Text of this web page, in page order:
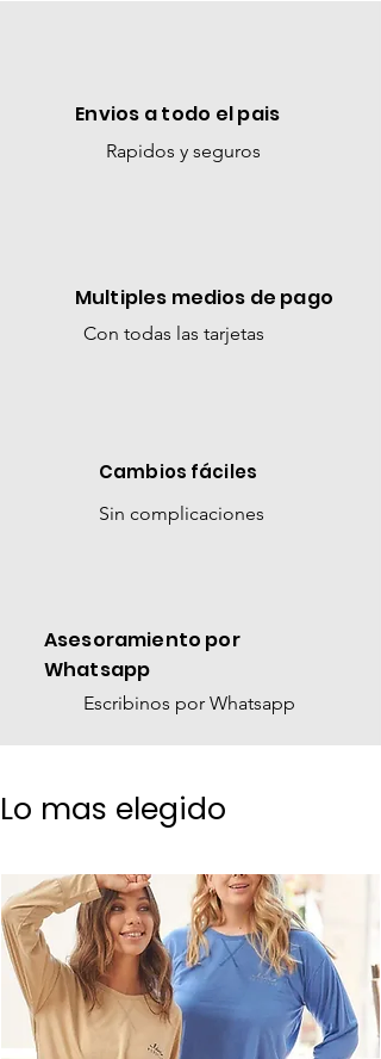
Envios a todo el pais
Rapidos y seguros
Multiples medios de pago
Con todas las tarjetas
Cambios fáciles
Sin complicaciones
Asesoramiento por
Whatsapp
Escribinos por Whatsapp
Lo mas elegido